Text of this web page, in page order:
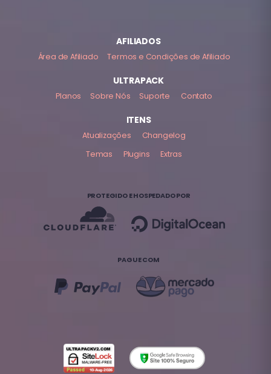
AFILIADOS
Área de Afiliado Termos e Condições de Afiliado
ULTRAPACK
Planos Sobre Nós Suporte Contato
ITENS
Atualizações
Changelog
Temas
Plugins Extras
PROTEGIDO E HOSPEDADO POR
PAGUE COM